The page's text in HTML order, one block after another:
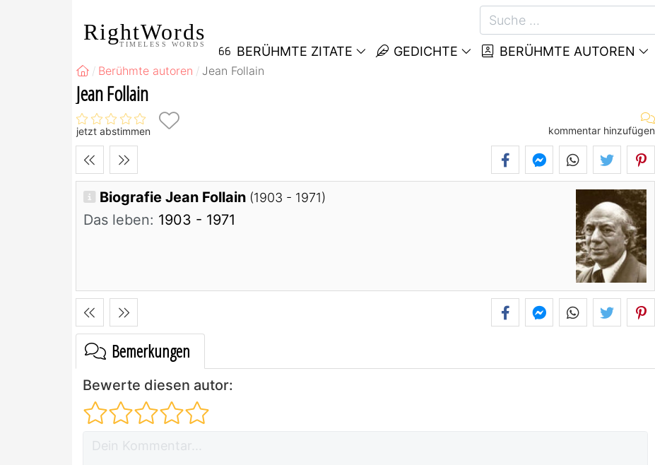
RightWords
TIMELESS WORDS BERÜHMTE ZITATE GEDICHTE BERÜHMTE AUTOREN
Berühmte autoren Jean Follain
Jean Follain
jetzt abstimmen kommentar hinzufügen
Biografie Jean Follain (1903 - 1971)
Das leben: 1903 - 1971
Bemerkungen
Bewerte diesen autor: